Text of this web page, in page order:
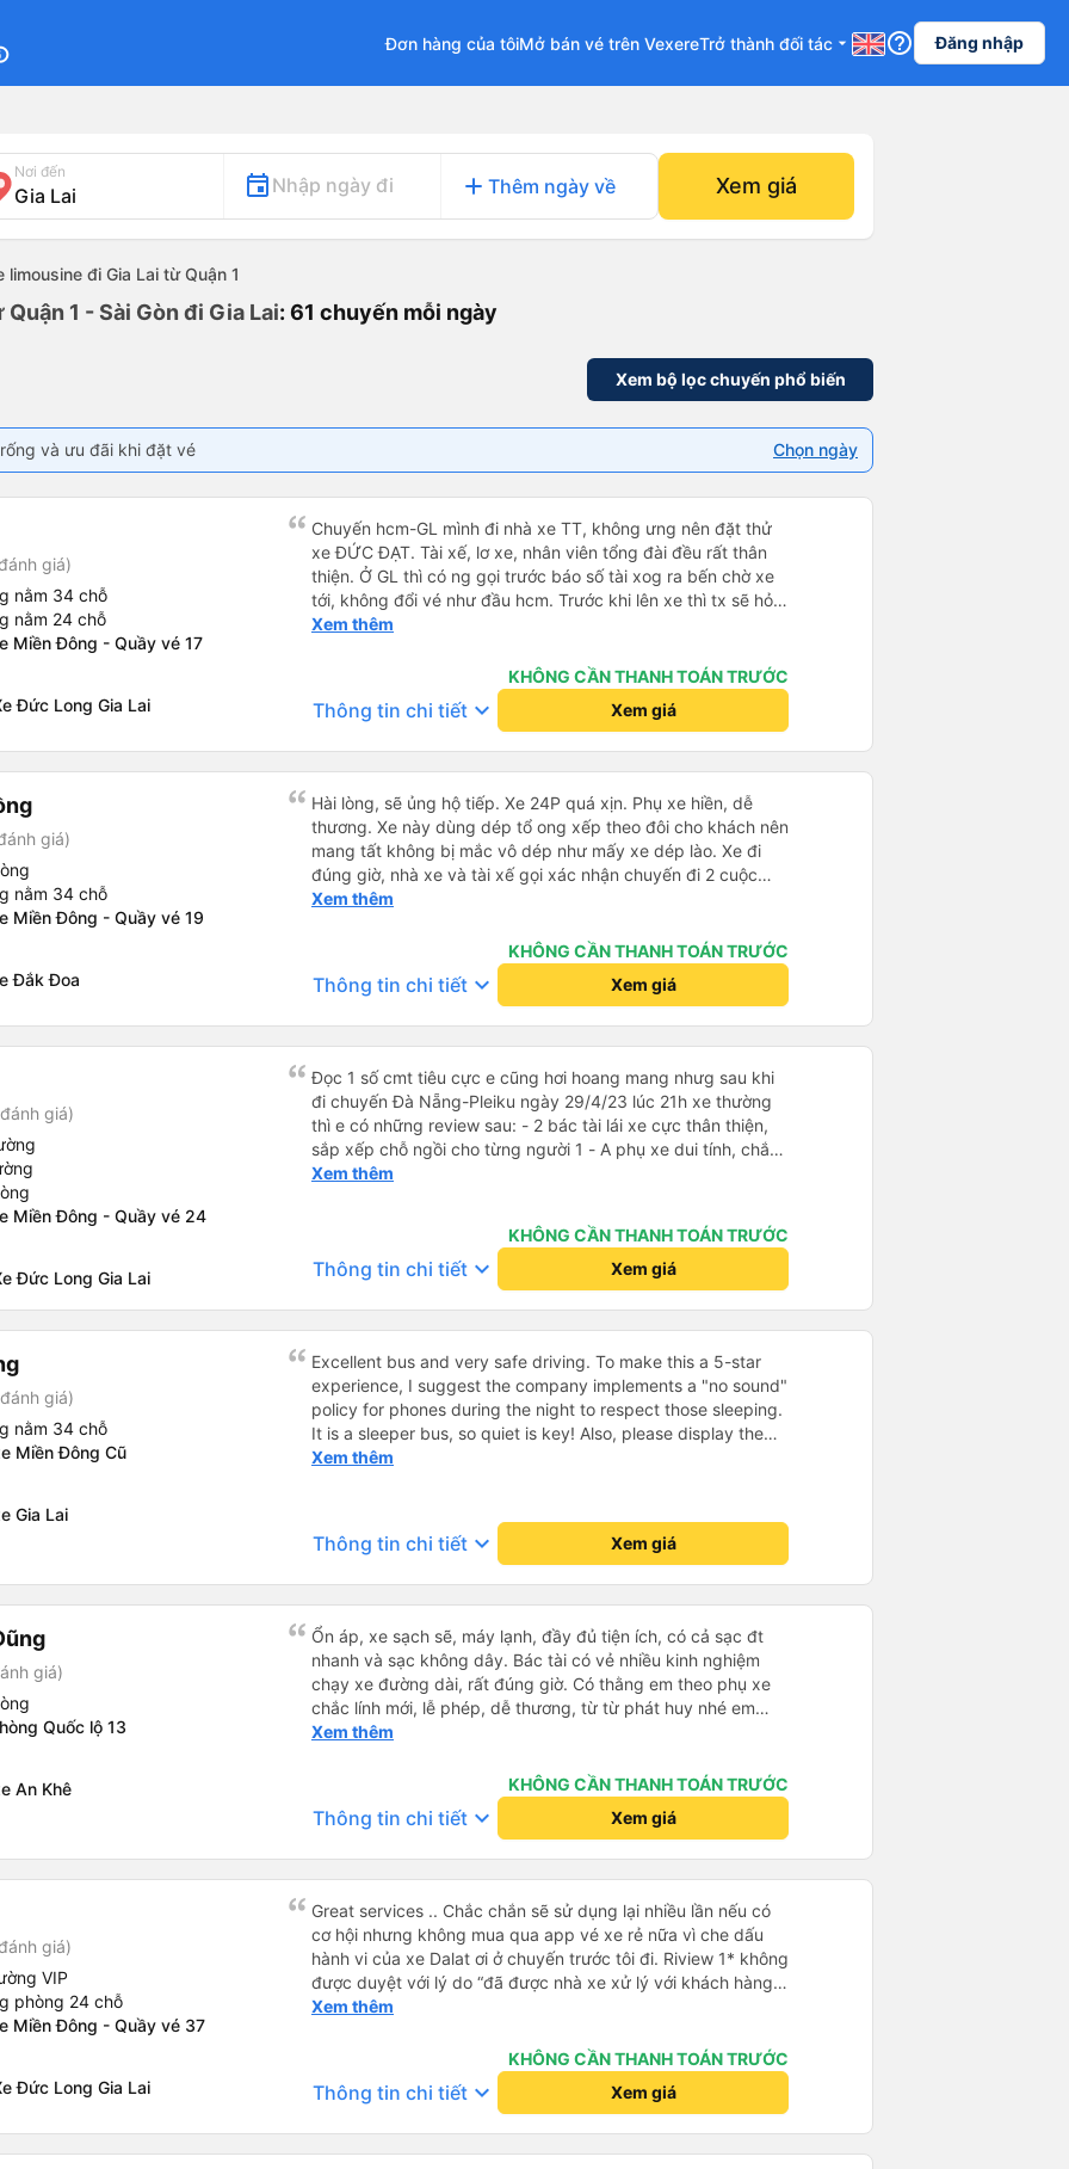
Đơn hàng của tôiMở bán vé trên VexereTrở thành đối tác arrow_drop_down help_outline Đăng nhập
Nơi đến
Nhập ngày đi add Thêm ngày về Xem giá
limousine đi Gia Lai từ Quận 1
1 - Sài Gòn đi Gia Lai: 61 chuyến mỗi ngày
Xem bộ lọc chuyến phổ biến
và ưu đãi khi đặt vé Chọn ngày
giá)
nằm 34 chỗ
nằm 24 chỗ
Miền Đông - Quầy vé 17
Đức Long Gia Lai
Chuyến hcm-GL mình đi nhà xe TT, không ưng nên đặt thử
xe ĐỨC ĐẠT. Tài xế, lơ xe, nhân viên tổng đài đều rất thân
thiện. Ở GL thì có ng gọi trước báo số tài xog ra bến chờ xe
tới, không đổi vé như đầu hcm. Trước khi lên xe thì tx sẽ hỏi
mình tên và sdt đặt vé. Xe chạy hơi trễ tí (do khách ra xe trễ,
êm, không thắng gấp như bên xe TT. Điểm trừ: xe cũ hơn xe
TT, nội thất không xịn bằng, nhưng đều có cổng usb A sac
pin. Điểm cộng: lịch sự, không hút thuốc trên xe Có gối mini
Xem thêm
KHÔNG CẦN THANH TOÁN TRƯỚC
Thông tin chi tiết keyboard_arrow_down Xem giá
giá)
nằm 34 chỗ
Miền Đông - Quầy vé 19
Đắk Đoa
Hài lòng, sẽ ủng hộ tiếp. Xe 24P quá xịn. Phụ xe hiền, dễ
thương. Xe này dùng dép tổ ong xếp theo đôi cho khách nên
mang tất không bị mắc vô dép như mấy xe dép lào. Xe đi
đúng giờ, nhà xe và tài xế gọi xác nhận chuyến đi 2 cuộc
trong buổi sáng ngày đi. Gần tới giờ đi khách nào chưa ra kịp
Dak Doa đón trả đúng nơi. Thấy review tài xế hút thuốc
nhưng xe mình đi nằm giường số 2 gần đầu xe thì không
thấy tài xế hút thuốc. Nói chung là nên đi xe 24P nhà này.
Xem thêm
KHÔNG CẦN THANH TOÁN TRƯỚC
Thông tin chi tiết keyboard_arrow_down Xem giá
giá)
Miền Đông - Quầy vé 24
Đức Long Gia Lai
Đọc 1 số cmt tiêu cực e cũng hơi hoang mang nhưg sau khi
đi chuyến Đà Nẵng-Pleiku ngày 29/4/23 lúc 21h xe thường
thì e có những review sau: - 2 bác tài lái xe cực thân thiện,
sắp xếp chỗ ngồi cho từng người 1 - A phụ xe dui tính, chắc
cùng tần số nên nói câu nào là cười câu đó - Xe xuất bến
nên cũng k đòi hỏi gì nhìu hơn. Nhưng nhìn chug khá ổn, có
dừng lại để đi vệ sinh.
Xem thêm
KHÔNG CẦN THANH TOÁN TRƯỚC
Thông tin chi tiết keyboard_arrow_down Xem giá
giá)
nằm 34 chỗ
Miền Đông Cũ
Gia Lai
Excellent bus and very safe driving. To make this a 5-star
experience, I suggest the company implements a "no sound"
policy for phones during the night to respect those sleeping.
It is a sleeper bus, so quiet is key! Also, please display the
Wi-Fi password clearly inside the cabin for convenience. I
hơn, tôi góp ý nhà xe nên có quy định rõ ràng về việc giữ im
lặng (tắt âm thanh điện thoại) vào ban đêm để tránh làm
Tôi vẫn sẽ tiếp tục ủng hộ nhà xe trong tương lai!
Xem thêm
Thông tin chi tiết keyboard_arrow_down Xem giá
giá)
Quốc lộ 13
An Khê
Ổn áp, xe sạch sẽ, máy lạnh, đầy đủ tiện ích, có cả sạc đt
nhanh và sạc không dây. Bác tài có vẻ nhiều kinh nghiệm
chạy xe đường dài, rất đúng giờ. Có thằng em theo phụ xe
chắc lính mới, lễ phép, dễ thương, từ từ phát huy nhé em
trai. 😊
Xem thêm
KHÔNG CẦN THANH TOÁN TRƯỚC
Thông tin chi tiết keyboard_arrow_down Xem giá
giá)
VIP
phòng 24 chỗ
Miền Đông - Quầy vé 37
Đức Long Gia Lai
Great services .. Chắc chắn sẽ sử dụng lại nhiều lần nếu có
cơ hội nhưng không mua qua app vé xe rẻ nữa vì che dấu
hành vi của xe Dalat ơi ở chuyến trước tôi đi. Riview 1* không
được duyệt với lý do “đã được nhà xe xử lý với khách hàng”
trong khi tôi là khách hàng và trải nghiệm của tôi lại nói là đã
lần này nữa. Sau lần này cả Cty tôi sẽ xóa app vé xe rẻ Vĩnh
viễn vì xử lý tào lao này. Chúng tôi cũng sẽ viết bài trên các
nền tảng về trải nghiệm của tôi cả về Dalat lẫn vé xe rẻ. Xin
Xem thêm
KHÔNG CẦN THANH TOÁN TRƯỚC
Thông tin chi tiết keyboard_arrow_down Xem giá